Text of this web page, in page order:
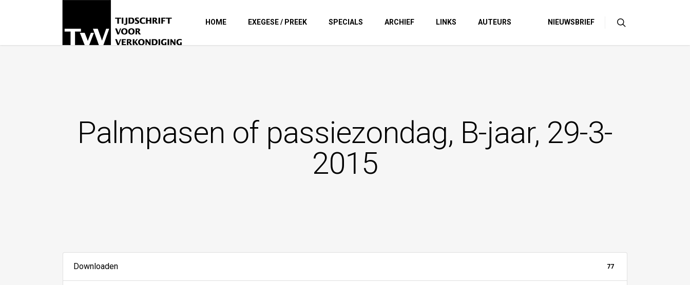
HOME EXEGESE / PREEK SPECIALS ARCHIEF LINKS AUTEURS NIEUWSBRIEF
Palmpasen of passiezondag, B-jaar, 29-3-
2015
Downloaden 77